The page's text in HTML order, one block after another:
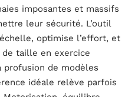
imposantes et massifs
leur sécurité. L’outil
optimise l’effort, et
taille en exercice
profusion de modèles
idéale relève parfois